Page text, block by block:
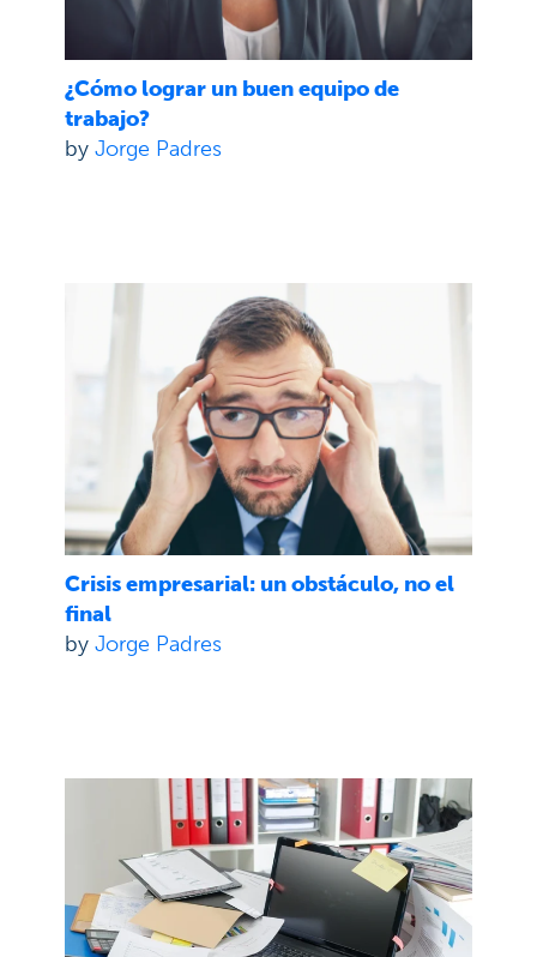
¿Cómo lograr un buen equipo de
trabajo?
by Jorge Padres
Crisis empresarial: un obstáculo, no el
final
by Jorge Padres